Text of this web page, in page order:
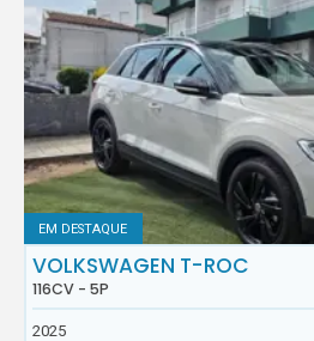
EM DESTAQUE
VOLKSWAGEN T-ROC
116CV - 5P
2025